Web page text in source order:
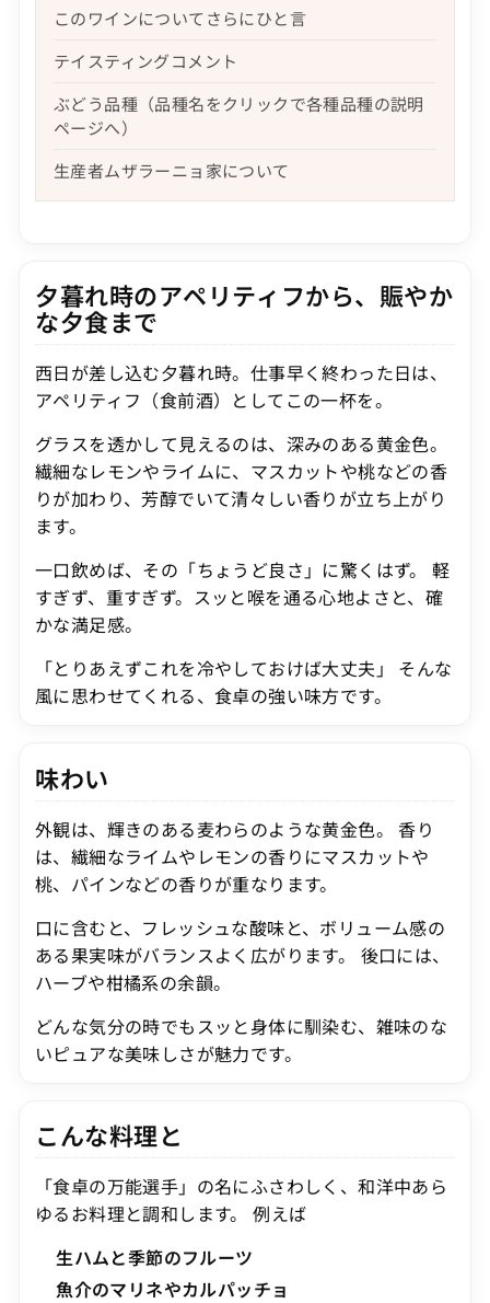
このワインについてさらにひと言
テイスティングコメント
ぶどう品種（品種名をクリックで各種品種の説明
ページへ）
生産者ムザラーニョ家について
夕暮れ時のアペリティフから、賑やか
な夕食まで
西日が差し込む夕暮れ時。仕事早く終わった日は、
アペリティフ（食前酒）としてこの一杯を。
グラスを透かして見えるのは、深みのある黄金色。
繊細なレモンやライムに、マスカットや桃などの香
りが加わり、芳醇でいて清々しい香りが立ち上がり
ます。
一口飲めば、その「ちょうど良さ」に驚くはず。 軽
すぎず、重すぎず。スッと喉を通る心地よさと、確
かな満足感。
「とりあえずこれを冷やしておけば大丈夫」 そんな
風に思わせてくれる、食卓の強い味方です。
味わい
外観は、輝きのある麦わらのような黄金色。 香り
は、繊細なライムやレモンの香りにマスカットや
桃、パインなどの香りが重なります。
口に含むと、フレッシュな酸味と、ボリューム感の
ある果実味がバランスよく広がります。 後口には、
ハーブや柑橘系の余韻。
どんな気分の時でもスッと身体に馴染む、雑味のな
いピュアな美味しさが魅力です。
こんな料理と
「食卓の万能選手」の名にふさわしく、和洋中あら
ゆるお料理と調和します。 例えば
生ハムと季節のフルーツ
魚介のマリネやカルパッチョ